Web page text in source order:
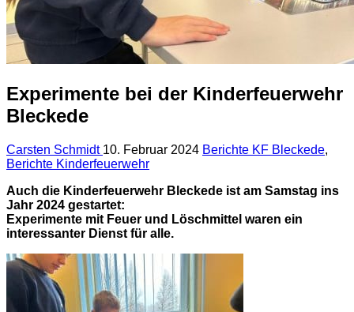
Experimente bei der Kinderfeuerwehr
Bleckede
Carsten Schmidt 10. Februar 2024 Berichte KF Bleckede,
Berichte Kinderfeuerwehr
Auch die Kinderfeuerwehr Bleckede ist am Samstag ins
Jahr 2024 gestartet:
Experimente mit Feuer und Löschmittel waren ein
interessanter Dienst für alle.